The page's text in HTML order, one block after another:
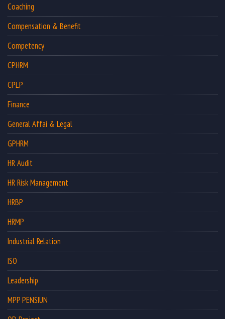
Coaching
Compensation & Benefit
Competency
CPHRM
CPLP
Finance
General Affai & Legal
GPHRM
HR Audit
HR Risk Management
HRBP
HRMP
Industrial Relation
ISO
Leadership
MPP PENSIUN